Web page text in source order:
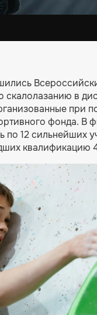
скалолазанию в
при
фонда. В
по 12 сильнейших
квалификацию